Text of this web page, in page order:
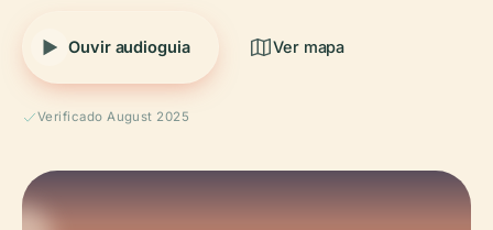
Ouvir audioguia Ver mapa
Verificado August 2025